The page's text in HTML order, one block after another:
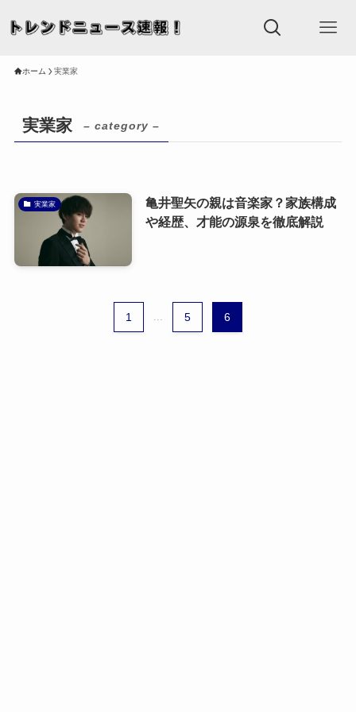
ホーム 実業家
実業家 – category –
実業家
亀井聖矢の親は音楽家？家族構成
や経歴、才能の源泉を徹底解説
1 5 6